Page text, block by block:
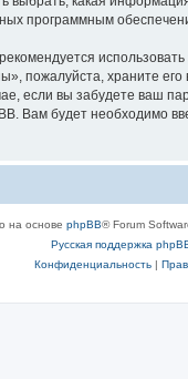
программным
использовать
пожалуйста, храните
если вы забудете ваш
Вам будет необходимо
на основе phpBB® Forum
Русская поддержка
Конфиденциальность|